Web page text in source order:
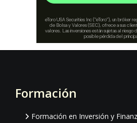
Footer
Formación
Formación en Inversión y